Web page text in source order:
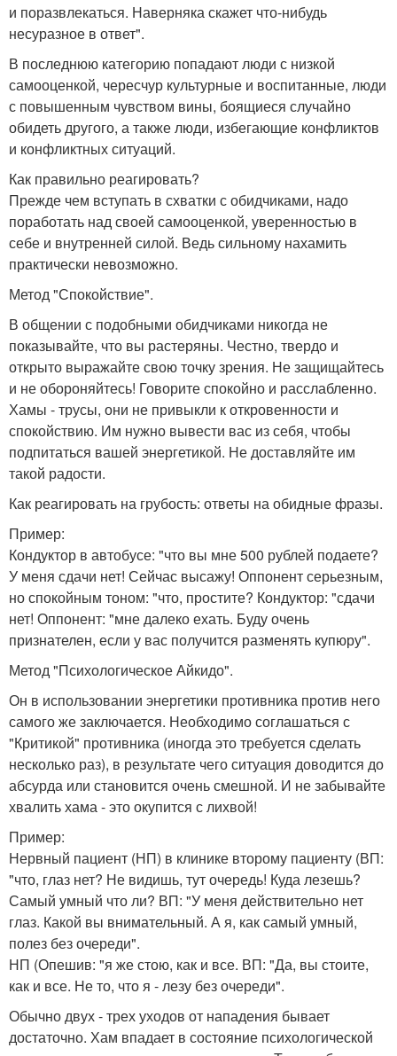
и поразвлекаться. Наверняка скажет что-нибудь
несуразное в ответ".
В последнюю категорию попадают люди с низкой
самооценкой, чересчур культурные и воспитанные, люди
с повышенным чувством вины, боящиеся случайно
обидеть другого, а также люди, избегающие конфликтов
и конфликтных ситуаций.
Как правильно реагировать?
Прежде чем вступать в схватки с обидчиками, надо
поработать над своей самооценкой, уверенностью в
себе и внутренней силой. Ведь сильному нахамить
практически невозможно.
Метод "Спокойствие".
В общении с подобными обидчиками никогда не
показывайте, что вы растеряны. Честно, твердо и
открыто выражайте свою точку зрения. Не защищайтесь
и не обороняйтесь! Говорите спокойно и расслабленно.
Хамы - трусы, они не привыкли к откровенности и
спокойствию. Им нужно вывести вас из себя, чтобы
подпитаться вашей энергетикой. Не доставляйте им
такой радости.
Как реагировать на грубость: ответы на обидные фразы.
Пример:
Кондуктор в автобусе: "что вы мне 500 рублей подаете?
У меня сдачи нет! Сейчас высажу! Оппонент серьезным,
но спокойным тоном: "что, простите? Кондуктор: "сдачи
нет! Оппонент: "мне далеко ехать. Буду очень
признателен, если у вас получится разменять купюру".
Метод "Психологическое Айкидо".
Он в использовании энергетики противника против него
самого же заключается. Необходимо соглашаться с
"Критикой" противника (иногда это требуется сделать
несколько раз), в результате чего ситуация доводится до
абсурда или становится очень смешной. И не забывайте
хвалить хама - это окупится с лихвой!
Пример:
Нервный пациент (НП) в клинике второму пациенту (ВП:
"что, глаз нет? Не видишь, тут очередь! Куда лезешь?
Самый умный что ли? ВП: "У меня действительно нет
глаз. Какой вы внимательный. А я, как самый умный,
полез без очереди".
НП (Опешив: "я же стою, как и все. ВП: "Да, вы стоите,
как и все. Не то, что я - лезу без очереди".
Обычно двух - трех уходов от нападения бывает
достаточно. Хам впадает в состояние психологической